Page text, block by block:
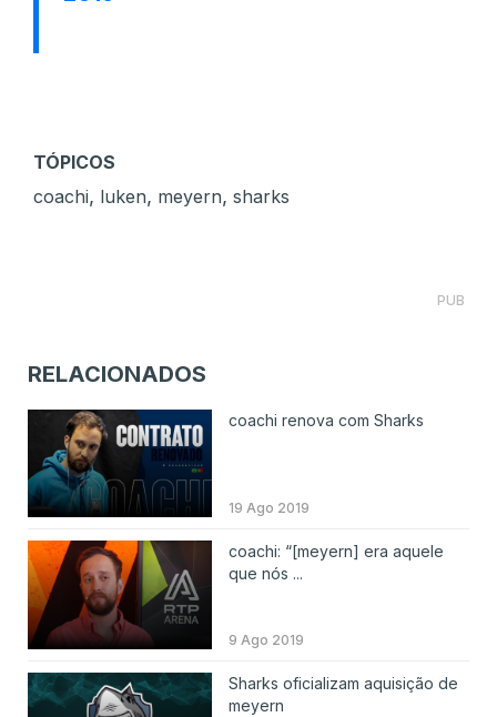
TÓPICOS
coachi, luken, meyern, sharks
PUB
RELACIONADOS
coachi renova com Sharks
19 Ago 2019
coachi: “[meyern] era aquele
que nós ...
9 Ago 2019
Sharks oficializam aquisição de
meyern